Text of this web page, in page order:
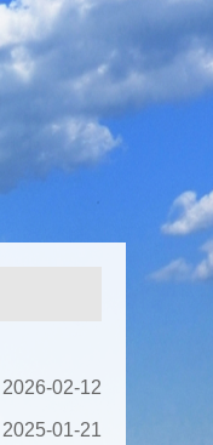
2026-02-12
2025-01-21